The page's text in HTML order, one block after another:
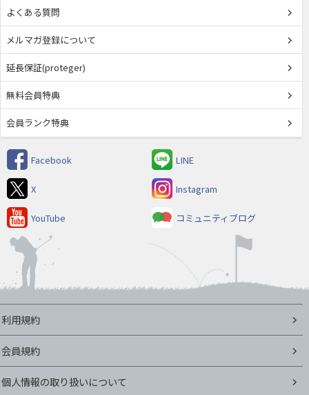
よくある質問
メルマガ登録について
延長保証(proteger)
無料会員特典
会員ランク特典
Facebook LINE
X Instagram
YouTube コミュニティブログ
利用規約
会員規約
個人情報の取り扱いについて